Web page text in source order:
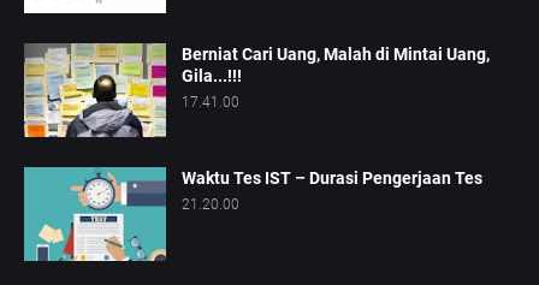
Berniat Cari Uang, Malah di Mintai Uang,
Gila...!!!
17.41.00
Waktu Tes IST – Durasi Pengerjaan Tes
21.20.00